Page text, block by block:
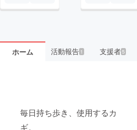
ホーム 活動報告1 支援者5
毎日持ち歩き、使用するカ
ギ。